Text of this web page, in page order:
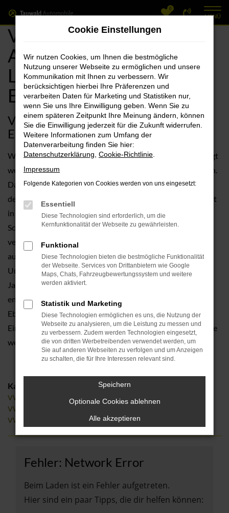
Zum
Hauptinhalt
springen
0
MENÜ
VW Erlangen, VW Taigo
Angebote mit
Lieferservice nach
Erlangen
VW Taigo – die sehr gute Wahl für
Erlangen
Wenn wir nach dem perfekten Fahrzeug für Erlangen gefragt
werden, kann gut sein, dass wir Ihnen den VW Taigo nennen.
Davor steht jedoch ein ausführliches Beratungsgespräch,
denn natürlich müssen wir Ihre Anforderungen an Mobilität
in Erlangen erst einmal genau kennen lernen. Im nächsten
Schritt unterbreiten wir auf Basis unserer Erfahrung
verschiedene Angebote und lassen Sie auf Wunsch gerne
auch in einen VW Taigo einsteigen. Was für unser
Unternehmen spricht, ist die Tradition. Seit mehr als 110
Jahren existiert Tauwald Automobile bereits und
entsprechend kompetent führen wir Beratungen durch.
Ebenfalls profitieren Sie von unseren erstklassigen
Einkaufskonditionen und Preisvorteilen, die wir gerne an Sie
weiterreichen.
Kategorie
VW Taigo Erlangen
VW Taigo Gebrauchtwagen Erlangen
VW Taigo Tageszulassung Erlangen
Fehler: Network Error
Beim Laden ist ein Fehler aufgetreten.
Hier sind ein paar Tipps, die dir helfen können:
Cookie Einstellungen
Wir nutzen Cookies, um Ihnen die bestmögliche
Nutzung unserer Webseite zu ermöglichen und unsere
Kommunikation mit Ihnen zu verbessern. Wir
berücksichtigen hierbei Ihre Präferenzen und
verarbeiten Daten für Marketing und Statistiken nur,
wenn Sie uns Ihre Einwilligung geben. Wenn Sie zu
einem späteren Zeitpunkt Ihre Meinung ändern, können
Sie die Einwilligung jederzeit für die Zukunft widerrufen.
Weitere Informationen zum Umfang der
Datenverarbeitung finden Sie hier:
Datenschutzerklärung Cookie-Richtlinie
Impressum
Folgende Kategorien von Cookies werden von uns eingesetzt:
Essentiell
Diese Technologien sind erforderlich, um die
Kernfunktionalität der Webseite zu gewährleisten.
Funktional
Diese Technologien bieten die bestmögliche Funktionalität
der Webseite. Services von Drittanbietern wie Google
Maps, Chats, Fahrzeugbewertungssystem und weitere
werden aktiviert.
Statistik und Marketing
Diese Technologien ermöglichen es uns, die Nutzung der
Webseite zu analysieren, um die Leistung zu messen und
zu verbessern. Zudem werden Technologien eingesetzt,
die von dritten Werbetreibenden verwendet werden, um
Sie auf anderen Webseiten zu verfolgen und um Anzeigen
zu schalten, die für Ihre Interessen relevant sind.
Speichern
Optionale Cookies ablehnen
Alle akzeptieren